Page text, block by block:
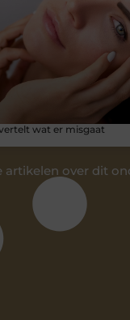
wat er misgaat
artikelen over dit